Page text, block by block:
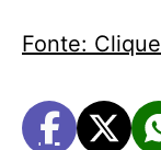
Fonte: